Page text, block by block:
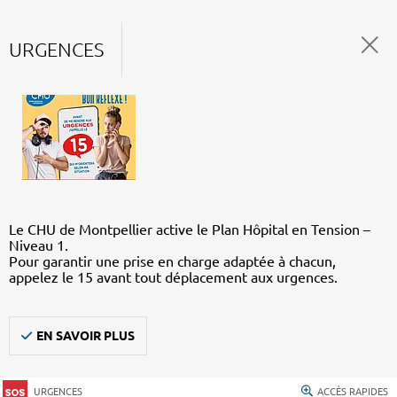
URGENCES
Le CHU de Montpellier active le Plan Hôpital en Tension –
Niveau 1.
Pour garantir une prise en charge adaptée à chacun,
appelez le 15 avant tout déplacement aux urgences.
EN SAVOIR PLUS
URGENCES ACCÈS RAPIDES